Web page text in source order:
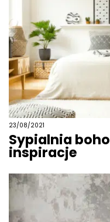
23/08/2021
Sypialnia
inspiracje